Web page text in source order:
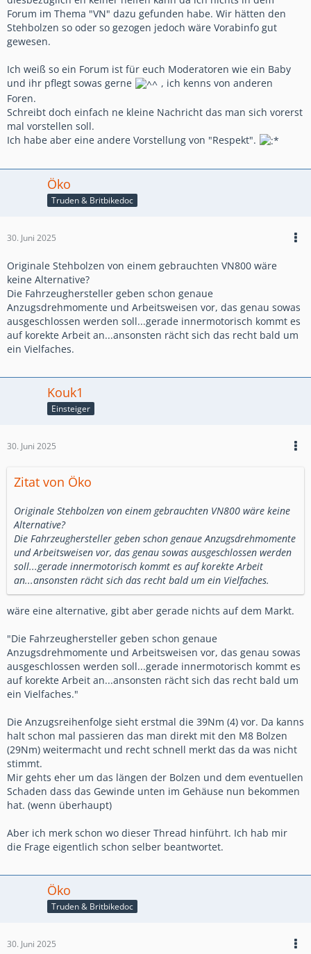
Forum im Thema "VN" dazu gefunden habe. Wir hätten den
Stehbolzen so oder so gezogen jedoch wäre Vorabinfo gut
gewesen.
Ich weiß so ein Forum ist für euch Moderatoren wie ein Baby
und ihr pflegt sowas gerne
, ich kenns von anderen
Foren.
Schreibt doch einfach ne kleine Nachricht das man sich vorerst
mal vorstellen soll.
Ich habe aber eine andere Vorstellung von "Respekt".
Öko
Truden & Britbikedoc
30. Juni 2025
Originale Stehbolzen von einem gebrauchten VN800 wäre
keine Alternative?
Die Fahrzeughersteller geben schon genaue
Anzugsdrehmomente und Arbeitsweisen vor, das genau sowas
ausgeschlossen werden soll...gerade innermotorisch kommt es
auf korekte Arbeit an...ansonsten rächt sich das recht bald um
ein Vielfaches.
Kouk1
Einsteiger
30. Juni 2025
Zitat von Öko
Originale Stehbolzen von einem gebrauchten VN800 wäre keine
Alternative?
Die Fahrzeughersteller geben schon genaue Anzugsdrehmomente
und Arbeitsweisen vor, das genau sowas ausgeschlossen werden
soll...gerade innermotorisch kommt es auf korekte Arbeit
an...ansonsten rächt sich das recht bald um ein Vielfaches.
wäre eine alternative, gibt aber gerade nichts auf dem Markt.
"Die Fahrzeughersteller geben schon genaue
Anzugsdrehmomente und Arbeitsweisen vor, das genau sowas
ausgeschlossen werden soll...gerade innermotorisch kommt es
auf korekte Arbeit an...ansonsten rächt sich das recht bald um
ein Vielfaches."
Die Anzugsreihenfolge sieht erstmal die 39Nm (4) vor. Da kanns
halt schon mal passieren das man direkt mit den M8 Bolzen
(29Nm) weitermacht und recht schnell merkt das da was nicht
stimmt.
Mir gehts eher um das längen der Bolzen und dem eventuellen
Schaden dass das Gewinde unten im Gehäuse nun bekommen
hat. (wenn überhaupt)
Aber ich merk schon wo dieser Thread hinführt. Ich hab mir
die Frage eigentlich schon selber beantwortet.
Öko
Truden & Britbikedoc
30. Juni 2025